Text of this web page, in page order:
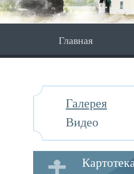
Главная
Галерея
Видео
Картотека